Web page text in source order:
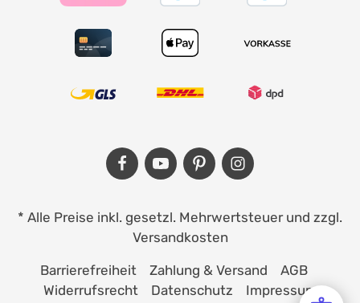
* Alle Preise inkl. gesetzl. Mehrwertsteuer und zzgl.
Versandkosten
Barrierefreiheit Zahlung & Versand
AGB
Widerrufsrecht
Datenschutz Impressum